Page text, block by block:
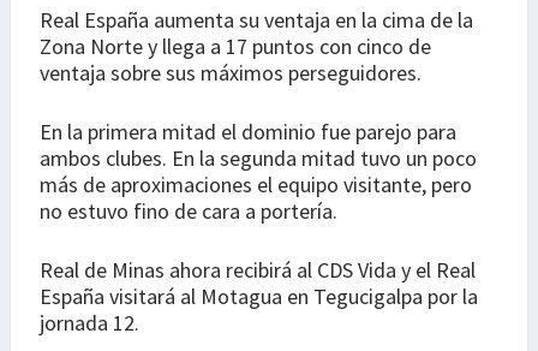
Real España aumenta su ventaja en la cima de la
Zona Norte y llega a 17 puntos con cinco de
ventaja sobre sus máximos perseguidores.
En la primera mitad el dominio fue parejo para
ambos clubes. En la segunda mitad tuvo un poco
más de aproximaciones el equipo visitante, pero
no estuvo fino de cara a portería.
Real de Minas ahora recibirá al CDS Vida y el Real
España visitará al Motagua en Tegucigalpa por la
jornada 12.